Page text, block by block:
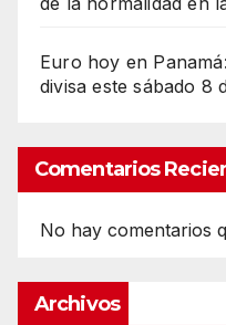
Euro hoy en
divisa este sábado 8
Comentarios
No hay comentarios
Archivos